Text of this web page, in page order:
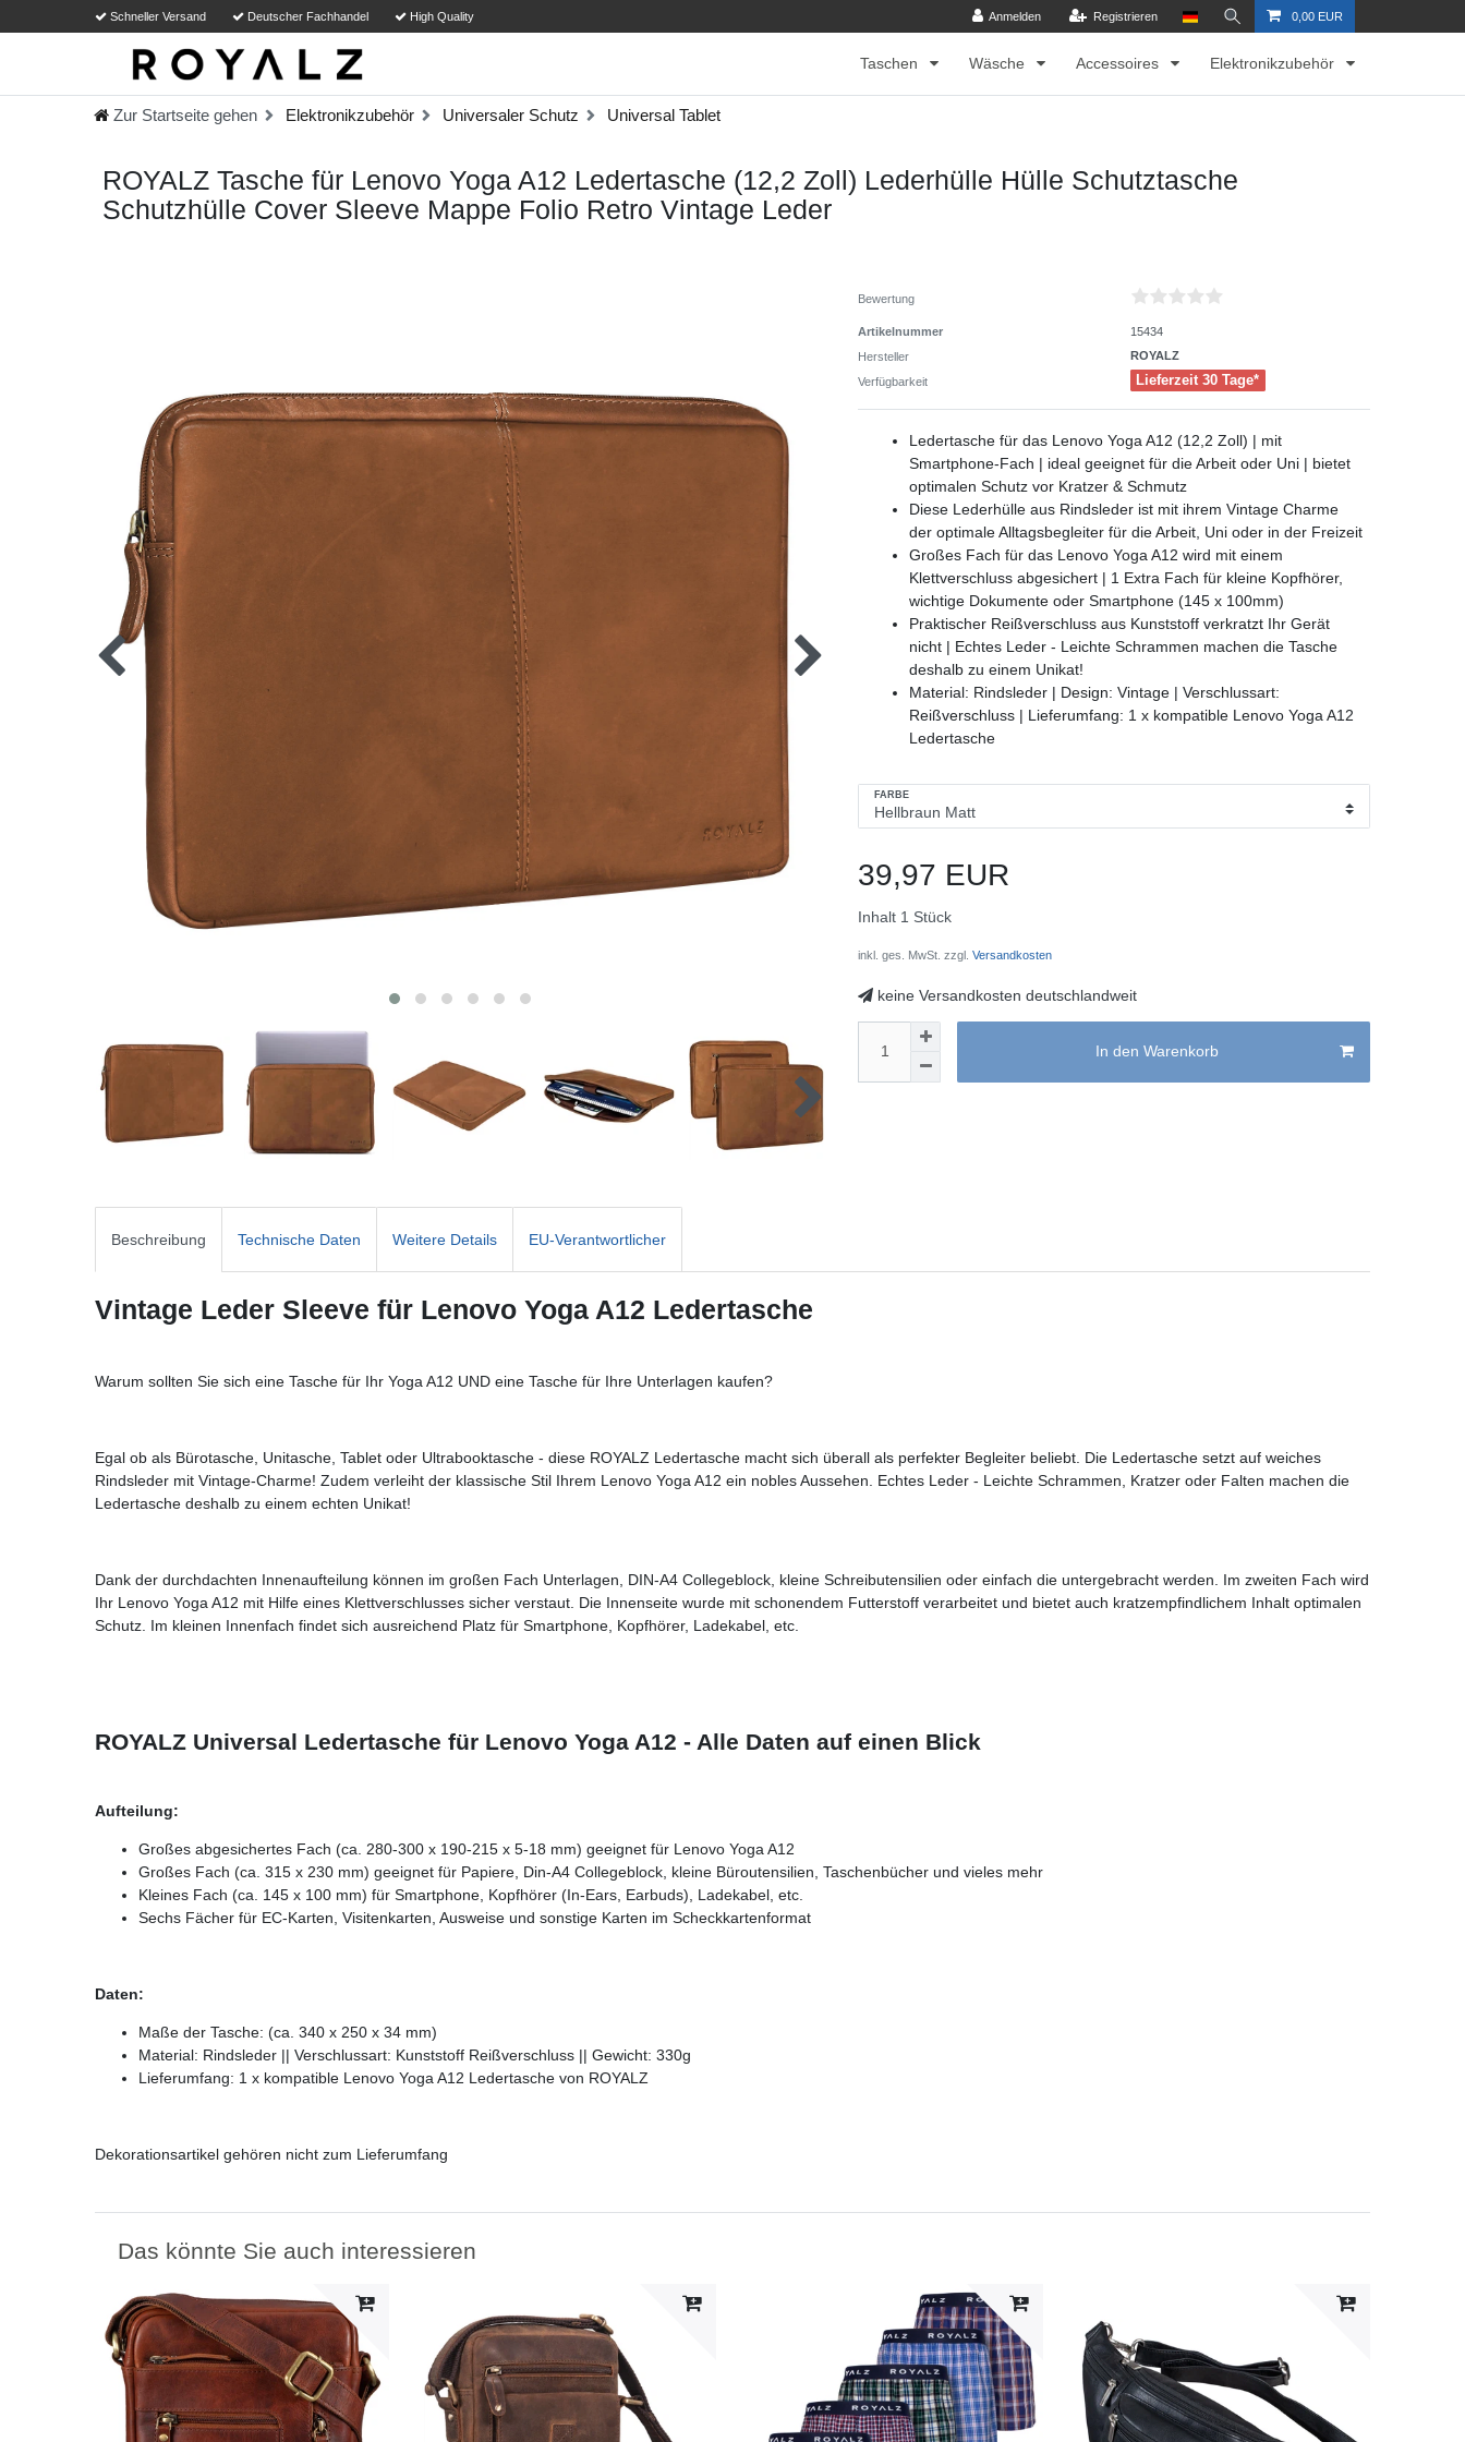
Schneller Versand Deutscher Fachhandel High Quality Anmelden Registrieren 0,00 EUR
Taschen Wäsche Accessoires Elektronikzubehör
Zur Startseite gehen Elektronikzubehör Universaler Schutz Universal Tablet
ROYALZ Tasche für Lenovo Yoga A12 Ledertasche (12,2 Zoll) Lederhülle Hülle Schutztasche
Schutzhülle Cover Sleeve Mappe Folio Retro Vintage Leder
Bewertung
Artikelnummer
15434
Hersteller
ROYALZ
Verfügbarkeit
Lieferzeit 30 Tage*
Ledertasche für das Lenovo Yoga A12 (12,2 Zoll) | mit
Smartphone-Fach | ideal geeignet für die Arbeit oder Uni | bietet
optimalen Schutz vor Kratzer & Schmutz
Diese Lederhülle aus Rindsleder ist mit ihrem Vintage Charme
der optimale Alltagsbegleiter für die Arbeit, Uni oder in der Freizeit
Großes Fach für das Lenovo Yoga A12 wird mit einem
Klettverschluss abgesichert | 1 Extra Fach für kleine Kopfhörer,
wichtige Dokumente oder Smartphone (145 x 100mm)
Praktischer Reißverschluss aus Kunststoff verkratzt Ihr Gerät
nicht | Echtes Leder - Leichte Schrammen machen die Tasche
deshalb zu einem Unikat!
Material: Rindsleder | Design: Vintage | Verschlussart:
Reißverschluss | Lieferumfang: 1 x kompatible Lenovo Yoga A12
Ledertasche
FARBE
39,97 EUR
Inhalt 1 Stück
inkl. ges. MwSt. zzgl. Versandkosten
keine Versandkosten deutschlandweit
In den Warenkorb
Beschreibung Technische Daten Weitere Details EU-Verantwortlicher
Vintage Leder Sleeve für Lenovo Yoga A12 Ledertasche
Warum sollten Sie sich eine Tasche für Ihr Yoga A12 UND eine Tasche für Ihre Unterlagen kaufen?
Egal ob als Bürotasche, Unitasche, Tablet oder Ultrabooktasche - diese ROYALZ Ledertasche macht sich überall als perfekter Begleiter beliebt. Die Ledertasche setzt auf weiches
Rindsleder mit Vintage-Charme! Zudem verleiht der klassische Stil Ihrem Lenovo Yoga A12 ein nobles Aussehen. Echtes Leder - Leichte Schrammen, Kratzer oder Falten machen die
Ledertasche deshalb zu einem echten Unikat!
Dank der durchdachten Innenaufteilung können im großen Fach Unterlagen, DIN-A4 Collegeblock, kleine Schreibutensilien oder einfach die untergebracht werden. Im zweiten Fach wird
Ihr Lenovo Yoga A12 mit Hilfe eines Klettverschlusses sicher verstaut. Die Innenseite wurde mit schonendem Futterstoff verarbeitet und bietet auch kratzempfindlichem Inhalt optimalen
Schutz. Im kleinen Innenfach findet sich ausreichend Platz für Smartphone, Kopfhörer, Ladekabel, etc.
ROYALZ Universal Ledertasche für Lenovo Yoga A12 - Alle Daten auf einen Blick
Aufteilung:
Großes abgesichertes Fach (ca. 280-300 x 190-215 x 5-18 mm) geeignet für Lenovo Yoga A12
Großes Fach (ca. 315 x 230 mm) geeignet für Papiere, Din-A4 Collegeblock, kleine Büroutensilien, Taschenbücher und vieles mehr
Kleines Fach (ca. 145 x 100 mm) für Smartphone, Kopfhörer (In-Ears, Earbuds), Ladekabel, etc.
Sechs Fächer für EC-Karten, Visitenkarten, Ausweise und sonstige Karten im Scheckkartenformat
Daten:
Maße der Tasche: (ca. 340 x 250 x 34 mm)
Material: Rindsleder || Verschlussart: Kunststoff Reißverschluss || Gewicht: 330g
Lieferumfang: 1 x kompatible Lenovo Yoga A12 Ledertasche von ROYALZ
Dekorationsartikel gehören nicht zum Lieferumfang
Das könnte Sie auch interessieren